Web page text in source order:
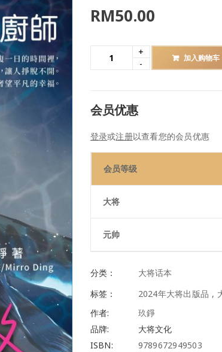
RM50.00
加入购物车
会员优惠
登录或注册以查看您的会员优惠
会员等级
大将
元帅
分类：
大将话本
标签：
2024年大将出版品 ,
作者:
玖錚
品牌:
大将文化
ISBN:
9789672949503